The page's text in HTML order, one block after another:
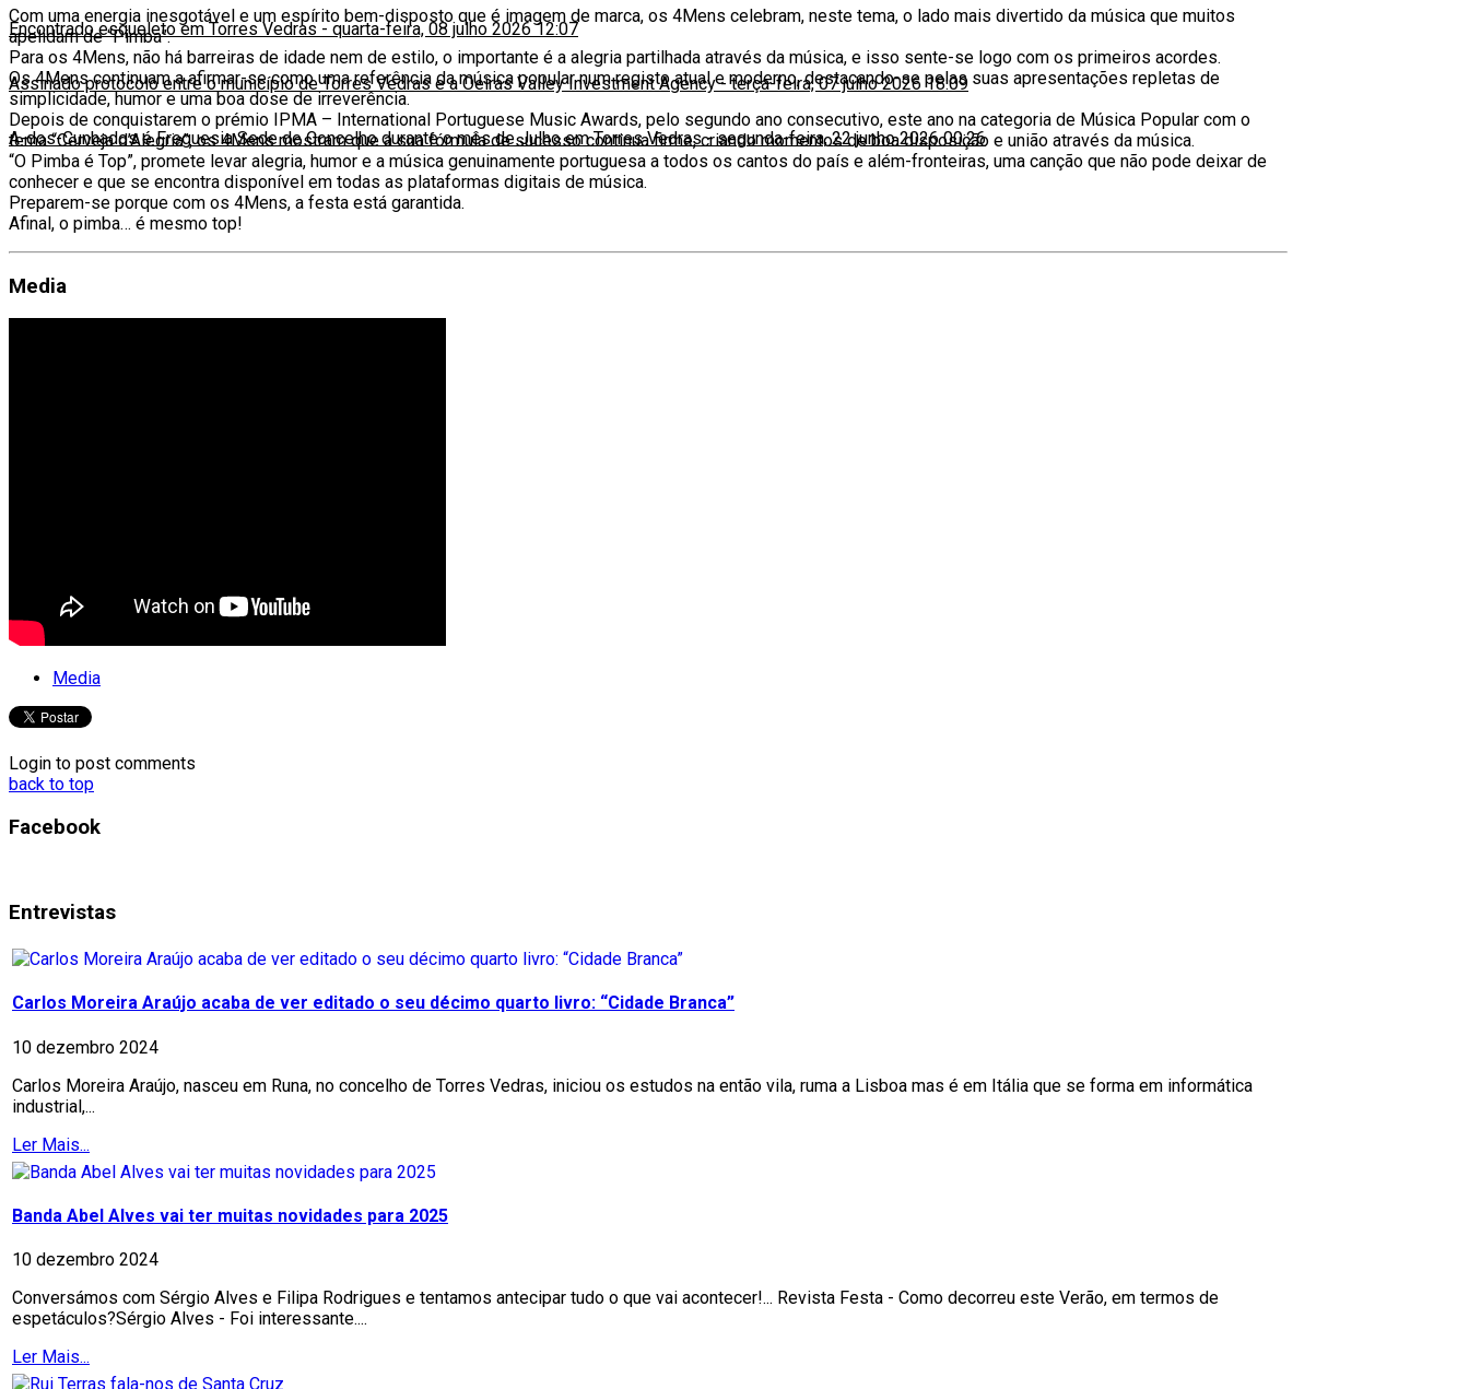
Encontrado esqueleto em Torres Vedras-quarta-feira, 08 julho 2026 12:07
Assinado protocolo entre o município de Torres Vedras e a Oeiras Valley Investment Agency-terça-feira, 07 julho 2026 18:09
A-dos-Cunhados é Freguesia Sede de Concelho durante o mês de Julho em Torres Vedras-segunda-feira, 22 junho 2026 00:26
Com uma energia inesgotável e um espírito bem-disposto que é imagem de marca, os 4Mens celebram, neste tema, o lado mais divertido da música que muitos
apelidam de “Pimba”.
Para os 4Mens, não há barreiras de idade nem de estilo, o importante é a alegria partilhada através da música, e isso sente-se logo com os primeiros acordes.
Os 4Mens continuam a afirmar-se como uma referência da música popular num registo atual e moderno, destacando-se pelas suas apresentações repletas de
simplicidade, humor e uma boa dose de irreverência.
Depois de conquistarem o prémio IPMA – International Portuguese Music Awards, pelo segundo ano consecutivo, este ano na categoria de Música Popular com o
tema “Cerveja d’Alegria”, os 4Mens mostram que a sua fórmula de sucesso continua firme, criando momentos de boa disposição e união através da música.
“O Pimba é Top”, promete levar alegria, humor e a música genuinamente portuguesa a todos os cantos do país e além-fronteiras, uma canção que não pode deixar de
conhecer e que se encontra disponível em todas as plataformas digitais de música.
Preparem-se porque com os 4Mens, a festa está garantida.
Afinal, o pimba… é mesmo top!
Media
Media
Login to post comments
back to top
Facebook
Entrevistas
Carlos Moreira Araújo acaba de ver editado o seu décimo quarto livro: “Cidade Branca”
10 dezembro 2024
Carlos Moreira Araújo, nasceu em Runa, no concelho de Torres Vedras, iniciou os estudos na então vila, ruma a Lisboa mas é em Itália que se forma em informática
industrial,...
Ler Mais...
Banda Abel Alves vai ter muitas novidades para 2025
10 dezembro 2024
Conversámos com Sérgio Alves e Filipa Rodrigues e tentamos antecipar tudo o que vai acontecer!... Revista Festa - Como decorreu este Verão, em termos de
espetáculos?Sérgio Alves - Foi interessante....
Ler Mais...